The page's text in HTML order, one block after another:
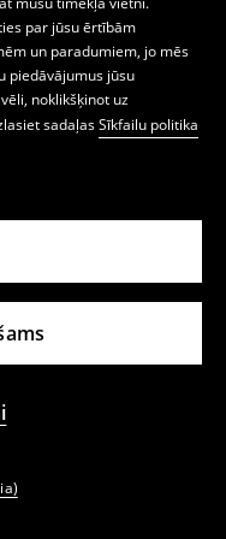
par jūsu ērtībām
un paradumiem, jo mēs
piedāvājumus jūsu
noklikšķinot uz
sadaļasSīkfailu politika